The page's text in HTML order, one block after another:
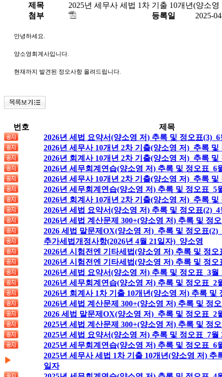
제목
2025년 세무사 세법 1차 기출 10개년(양소
첨부
등록일 2025-
안녕하세요.
양소영회계사입니다.
현재까지 발견된 정오사항 올려드립니다.
번호
제목
2026년 세법 요약서(양소영 저) 추록 및 정오표(3)_6
2026년 세무사 10개년 2차 기출(양소영 저)_추록 및
2026년 회계사 10개년 2차 기출(양소영 저)_추록 및
2026년 세무회계연습(양소영 저) 추록 및 정오표_6
2026년 세무사 10개년 2차 기출(양소영 저)_추록 및
2026년 세무회계연습(양소영 저) 추록 및 정오표_5
2026년 회계사 10개년 2차 기출(양소영 저)_추록 및
2026년 세법 요약서(양소영 저) 추록 및 정오표(2)_4
2026년 세법 계산문제 300+(양소영 저) 추록 및 정
2026 세법 말문제OX(양소영 저)_추록 및 정오표
추가세법개정사항(2026년 4월 21일자)_양소영
2026년 시험전엔 기타세법(양소영 저) 추록 및 정오
2026년 시험전엔 기타세법(양소영 저) 추록 및 정오
2026년 세법 요약서(양소영 저) 추록 및 정오표_3월
2026년 세무회계연습(양소영 저) 추록 및 정오표_2
2026년 회계사 1차 기출 10개년(양소영 저) 추록 및
2026년 세법 계산문제 300+(양소영 저) 추록 및 정
2026 세법 말문제OX(양소영 저)_추록 및 정오표_2
2025년 세법 계산문제 300+(양소영 저) 추록 및 정
2025년 세법 요약서(양소영 저) 추록 및 정오표_7월
2025년 세무회계연습(양소영 저) 추록 및 정오표_6
▶
2025년 세무사 세법 1차 기출 10개년(양소영 저) 추
일자